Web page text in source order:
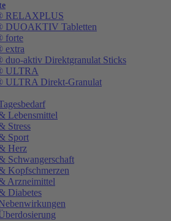
RELAXPLUS
DUOAKTIV Tabletten
forte
extra
duo-aktiv Direktgranulat Sticks
ULTRA
ULTRA Direkt-Granulat
Lebensmittel
Stress
Sport
Herz
Schwangerschaft
Kopfschmerzen
Arzneimittel
Diabetes